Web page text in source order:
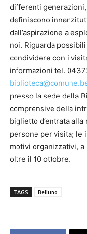
differenti
definiscono
dall’aspirazione a
noi. Riguarda
condividere con i
informazioni tel.
presso la sede della
comprensive della
biglietto d’entrata
persone per visita; le
motivi organizzativi,
oltre il 10 ottobre.
TAGS Belluno